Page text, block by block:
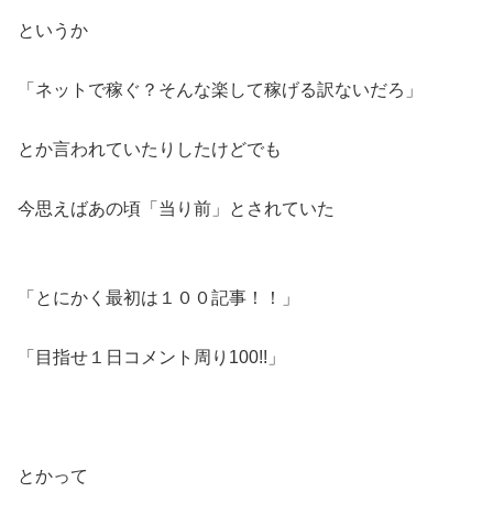
というか
「ネットで稼ぐ？そんな楽して稼げる訳ないだろ」
とか言われていたりしたけどでも
今思えばあの頃「当り前」とされていた
「とにかく最初は１００記事！！」
「目指せ１日コメント周り100!!」
とかって